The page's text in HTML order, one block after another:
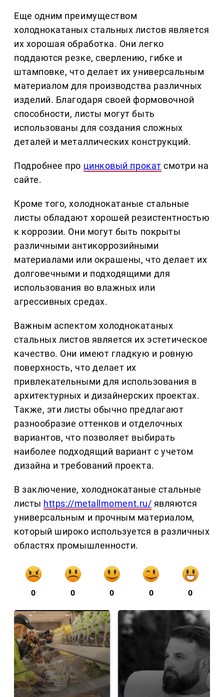
Еще одним преимуществом
холоднокатаных стальных листов является
их хорошая обработка. Они легко
поддаются резке, сверлению, гибке и
штамповке, что делает их универсальным
материалом для производства различных
изделий. Благодаря своей формовочной
способности, листы могут быть
использованы для создания сложных
деталей и металлических конструкций.
Подробнее про цинковый прокат смотри на
сайте.
Кроме того, холоднокатаные стальные
листы обладают хорошей резистентностью
к коррозии. Они могут быть покрыты
различными антикоррозийными
материалами или окрашены, что делает их
долговечными и подходящими для
использования во влажных или
агрессивных средах.
Важным аспектом холоднокатаных
стальных листов является их эстетическое
качество. Они имеют гладкую и ровную
поверхность, что делает их
привлекательными для использования в
архитектурных и дизайнерских проектах.
Также, эти листы обычно предлагают
разнообразие оттенков и отделочных
вариантов, что позволяет выбирать
наиболее подходящий вариант с учетом
дизайна и требований проекта.
В заключение, холоднокатаные стальные
листы https://metallmoment.ru/ являются
универсальным и прочным материалом,
который широко используется в различных
областях промышленности.
0 0 0 0 0